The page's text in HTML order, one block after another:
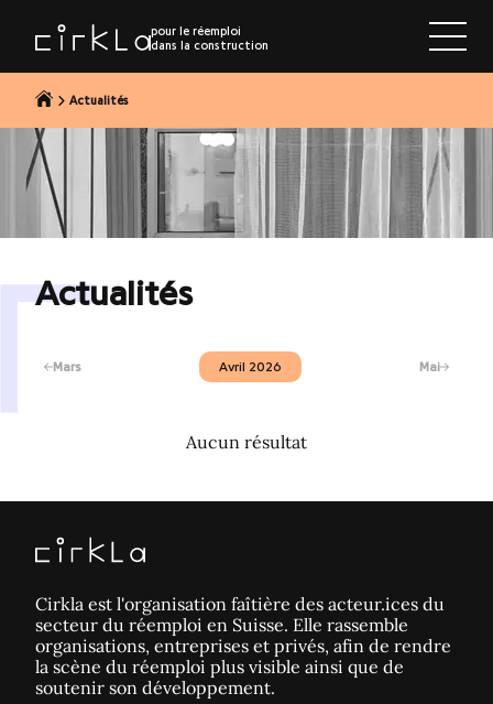
contenu
pour le réemploi
dans la construction
Actualités
Actualités
Mars Avril 2026 Mai
Aucun résultat
Cirkla est l'organisation faîtière des acteur.ices du
secteur du réemploi en Suisse. Elle rassemble
organisations, entreprises et privés, afin de rendre
la scène du réemploi plus visible ainsi que de
soutenir son développement.